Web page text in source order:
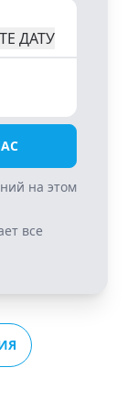
ДАТУ
на этом
все